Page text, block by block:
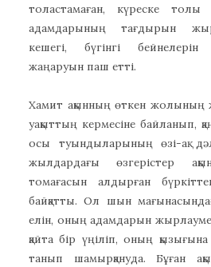
толастамаған, күреске
адамдарының тағдырын
кешегі, бүгінгі
жаңаруын паш етті.
Хамит ақынның өткен
уақыттың кермесіне байланып,
осы туындыларының өзі-ақ
жылдардағы өзгерістер
томағасын алдырған
байқатты. Ол шын
елін, оның адамдарын
қайта бір үңіліп, оның қызығына
танып шамырқануда. Бұған